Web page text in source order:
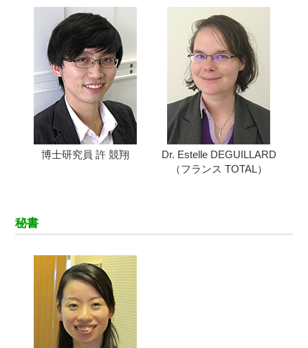
博士研究員 許 競翔
Dr. Estelle DEGUILLARD
（フランス TOTAL）
秘書